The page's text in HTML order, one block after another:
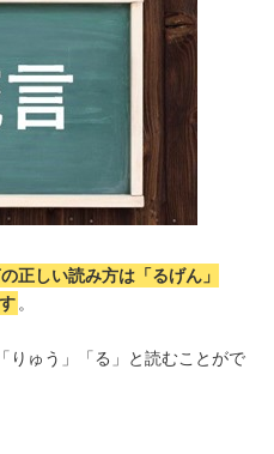
正しい読み方は「るげん」
。
りゅう」「る」と読むことがで